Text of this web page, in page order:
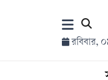
রবিবার,